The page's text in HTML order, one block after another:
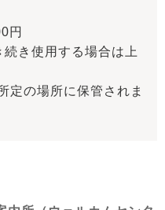
円
き使用する場合は上
定の場所に保管されま